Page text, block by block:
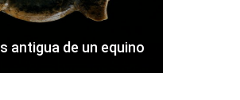
antigua de un equino